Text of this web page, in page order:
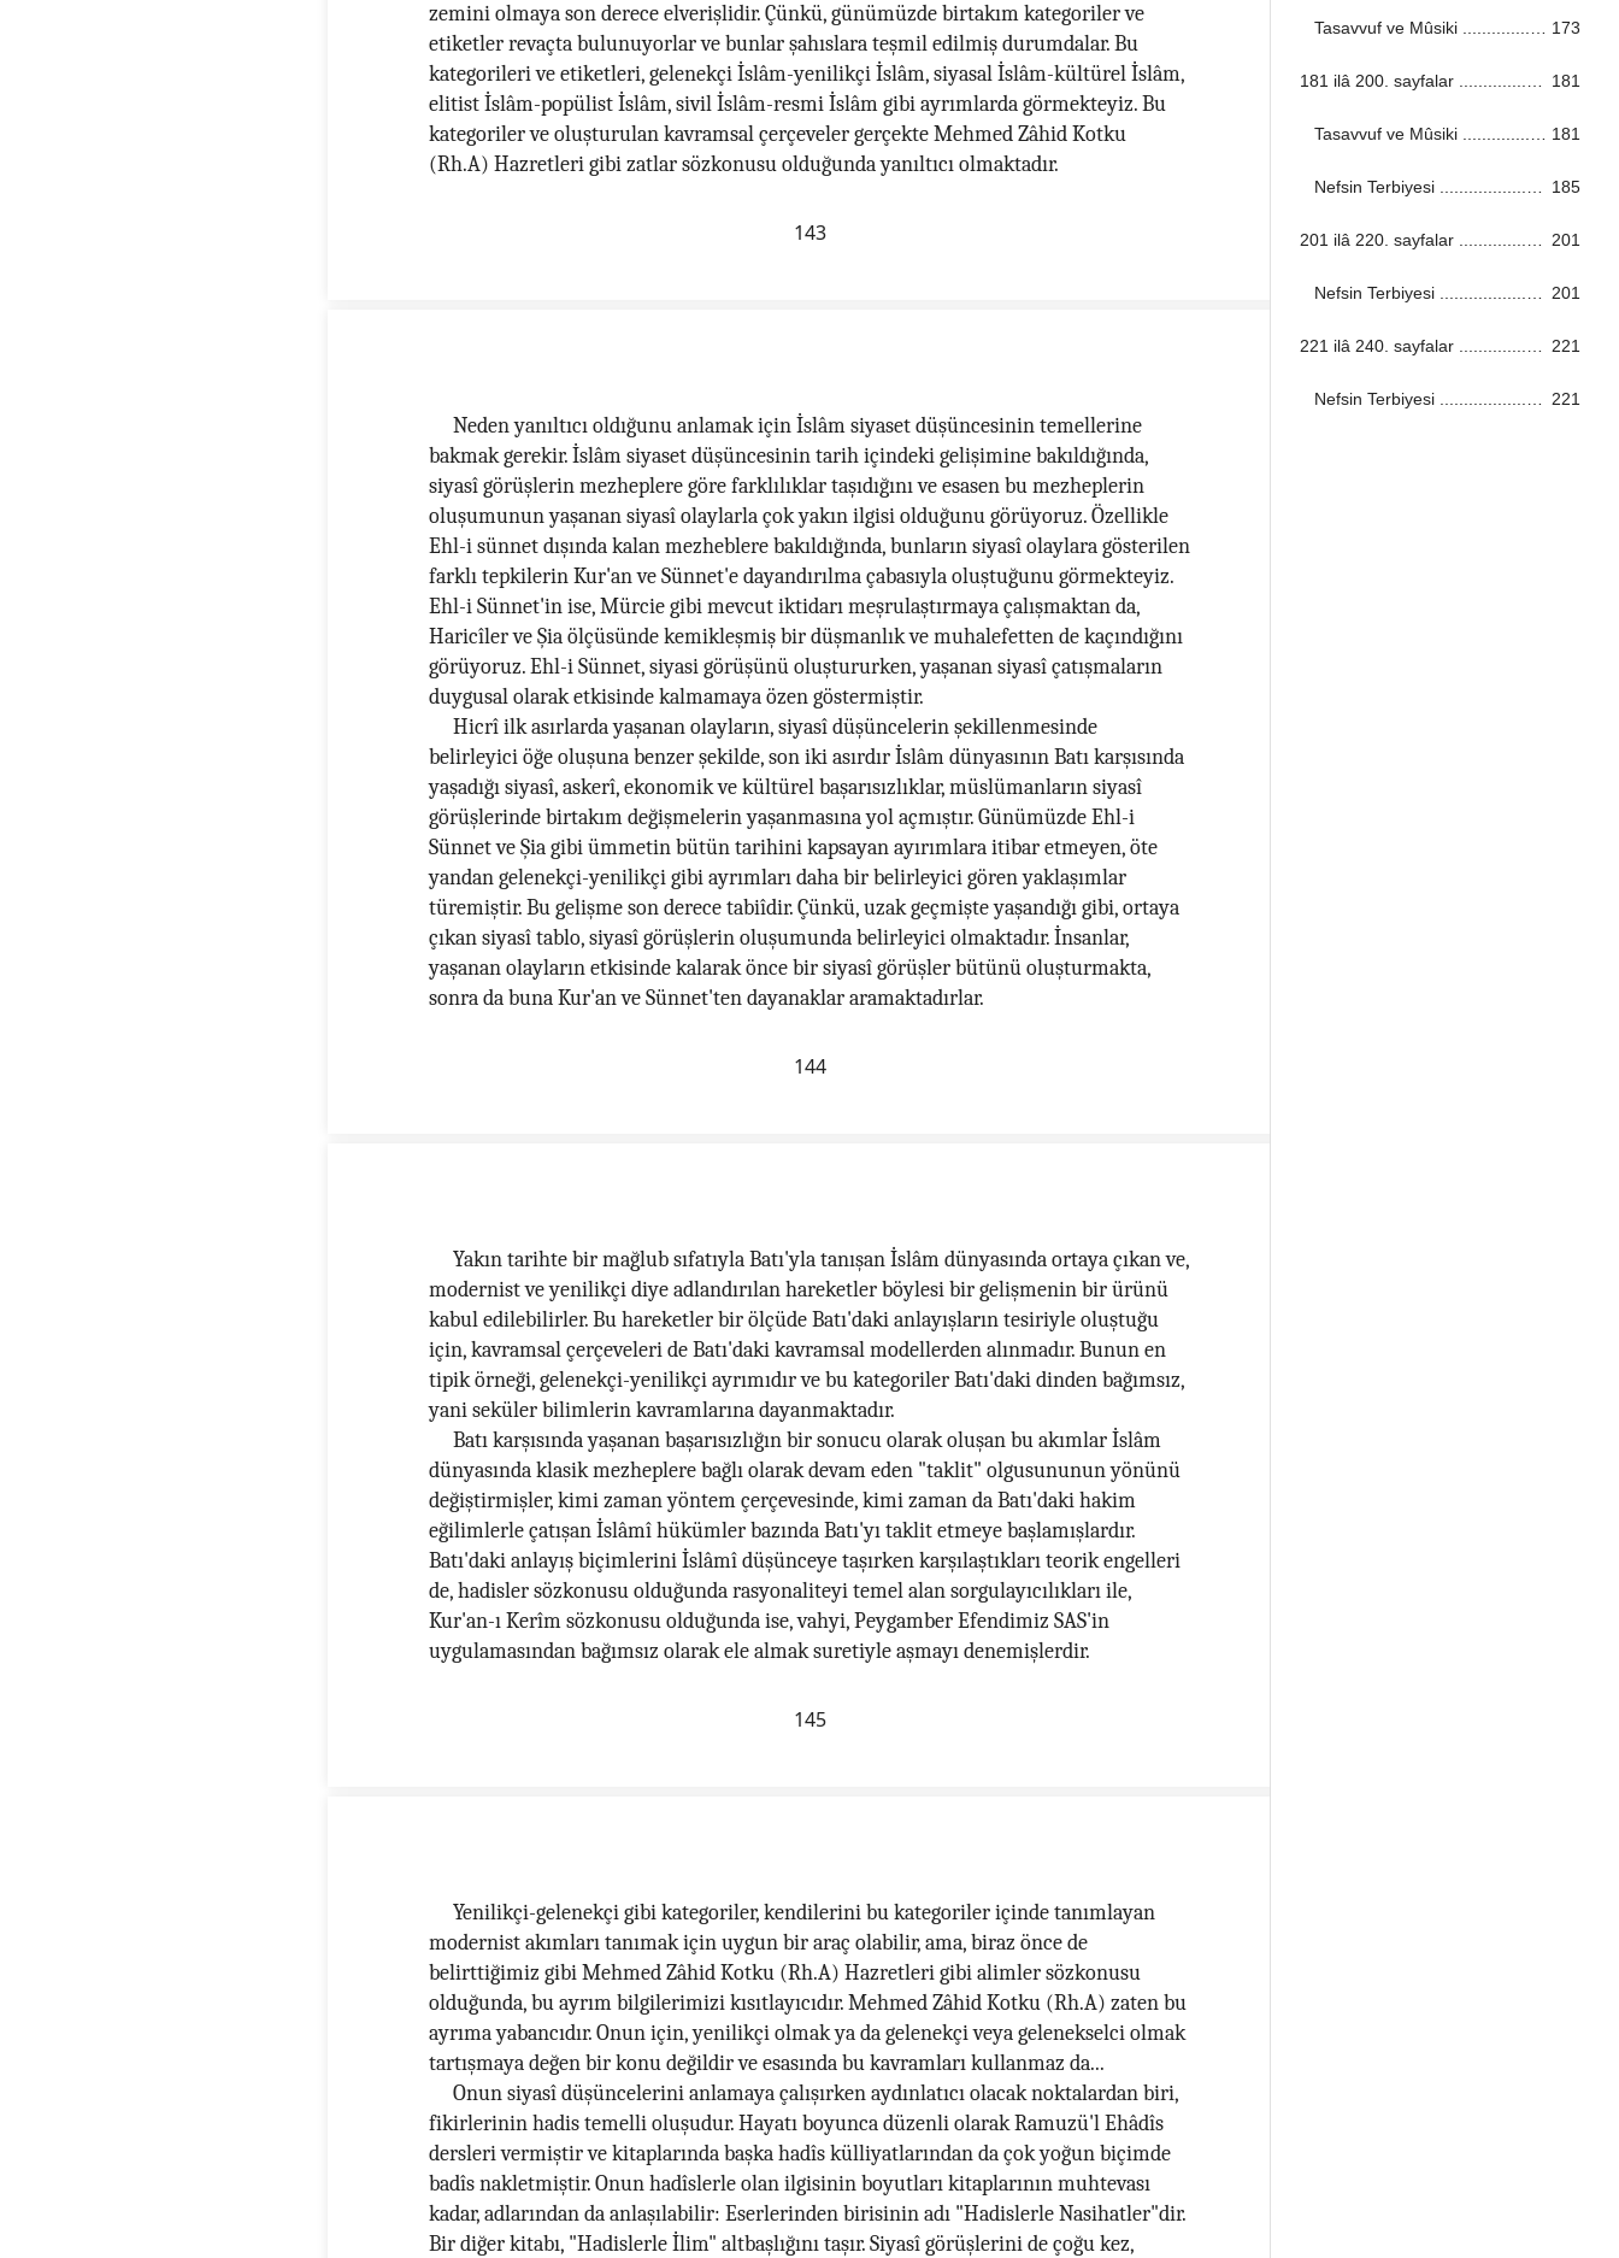
173
181
181
185
201
201
221
221
zemini olmaya son derece elverişlidir. Çünkü, günümüzde birtakım kategoriler ve
etiketler revaçta bulunuyorlar ve bunlar şahıslara teşmil edilmiş durumdalar. Bu
kategorileri ve etiketleri, gelenekçi İslâm-yenilikçi İslâm, siyasal İslâm-kültürel İslâm,
elitist İslâm-popülist İslâm, sivil İslâm-resmi İslâm gibi ayrımlarda görmekteyiz. Bu
kategoriler ve oluşturulan kavramsal çerçeveler gerçekte Mehmed Zâhid Kotku
(Rh.A) Hazretleri gibi zatlar sözkonusu olduğunda yanıltıcı olmaktadır.
143
Neden yanıltıcı oldığunu anlamak için İslâm siyaset düşüncesinin temellerine
bakmak gerekir. İslâm siyaset düşüncesinin tarih içindeki gelişimine bakıldığında,
siyasî görüşlerin mezheplere göre farklılıklar taşıdığını ve esasen bu mezheplerin
oluşumunun yaşanan siyasî olaylarla çok yakın ilgisi olduğunu görüyoruz. Özellikle
Ehl-i sünnet dışında kalan mezheblere bakıldığında, bunların siyasî olaylara gösterilen
farklı tepkilerin Kur'an ve Sünnet'e dayandırılma çabasıyla oluştuğunu görmekteyiz.
Ehl-i Sünnet'in ise, Mürcie gibi mevcut iktidarı meşrulaştırmaya çalışmaktan da,
Haricîler ve Şia ölçüsünde kemikleşmiş bir düşmanlık ve muhalefetten de kaçındığını
görüyoruz. Ehl-i Sünnet, siyasi görüşünü oluştururken, yaşanan siyasî çatışmaların
duygusal olarak etkisinde kalmamaya özen göstermiştir.
Hicrî ilk asırlarda yaşanan olayların, siyasî düşüncelerin şekillenmesinde
belirleyici öğe oluşuna benzer şekilde, son iki asırdır İslâm dünyasının Batı karşısında
yaşadığı siyasî, askerî, ekonomik ve kültürel başarısızlıklar, müslümanların siyasî
görüşlerinde birtakım değişmelerin yaşanmasına yol açmıştır. Günümüzde Ehl-i
Sünnet ve Şia gibi ümmetin bütün tarihini kapsayan ayırımlara itibar etmeyen, öte
yandan gelenekçi-yenilikçi gibi ayrımları daha bir belirleyici gören yaklaşımlar
türemiştir. Bu gelişme son derece tabiîdir. Çünkü, uzak geçmişte yaşandığı gibi, ortaya
çıkan siyasî tablo, siyasî görüşlerin oluşumunda belirleyici olmaktadır. İnsanlar,
yaşanan olayların etkisinde kalarak önce bir siyasî görüşler bütünü oluşturmakta,
sonra da buna Kur'an ve Sünnet'ten dayanaklar aramaktadırlar.
144
Yakın tarihte bir mağlub sıfatıyla Batı'yla tanışan İslâm dünyasında ortaya çıkan ve,
modernist ve yenilikçi diye adlandırılan hareketler böylesi bir gelişmenin bir ürünü
kabul edilebilirler. Bu hareketler bir ölçüde Batı'daki anlayışların tesiriyle oluştuğu
için, kavramsal çerçeveleri de Batı'daki kavramsal modellerden alınmadır. Bunun en
tipik örneği, gelenekçi-yenilikçi ayrımıdır ve bu kategoriler Batı'daki dinden bağımsız,
yani seküler bilimlerin kavramlarına dayanmaktadır.
Batı karşısında yaşanan başarısızlığın bir sonucu olarak oluşan bu akımlar İslâm
dünyasında klasik mezheplere bağlı olarak devam eden "taklit" olgusununun yönünü
değiştirmişler, kimi zaman yöntem çerçevesinde, kimi zaman da Batı'daki hakim
eğilimlerle çatışan İslâmî hükümler bazında Batı'yı taklit etmeye başlamışlardır.
Batı'daki anlayış biçimlerini İslâmî düşünceye taşırken karşılaştıkları teorik engelleri
de, hadisler sözkonusu olduğunda rasyonaliteyi temel alan sorgulayıcılıkları ile,
Kur'an-ı Kerîm sözkonusu olduğunda ise, vahyi, Peygamber Efendimiz SAS'in
uygulamasından bağımsız olarak ele almak suretiyle aşmayı denemişlerdir.
145
Yenilikçi-gelenekçi gibi kategoriler, kendilerini bu kategoriler içinde tanımlayan
modernist akımları tanımak için uygun bir araç olabilir, ama, biraz önce de
belirttiğimiz gibi Mehmed Zâhid Kotku (Rh.A) Hazretleri gibi alimler sözkonusu
olduğunda, bu ayrım bilgilerimizi kısıtlayıcıdır. Mehmed Zâhid Kotku (Rh.A) zaten bu
ayrıma yabancıdır. Onun için, yenilikçi olmak ya da gelenekçi veya gelenekselci olmak
tartışmaya değen bir konu değildir ve esasında bu kavramları kullanmaz da...
Onun siyasî düşüncelerini anlamaya çalışırken aydınlatıcı olacak noktalardan biri,
fikirlerinin hadis temelli oluşudur. Hayatı boyunca düzenli olarak Ramuzü'l Ehâdîs
dersleri vermiştir ve kitaplarında başka hadîs külliyatlarından da çok yoğun biçimde
badîs nakletmiştir. Onun hadîslerle olan ilgisinin boyutları kitaplarının muhtevası
kadar, adlarından da anlaşılabilir: Eserlerinden birisinin adı "Hadislerle Nasihatler"dir.
Bir diğer kitabı, "Hadislerle İlim" altbaşlığını taşır. Siyasî görüşlerini de çoğu kez,